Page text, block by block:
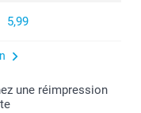
5,99
une réimpression